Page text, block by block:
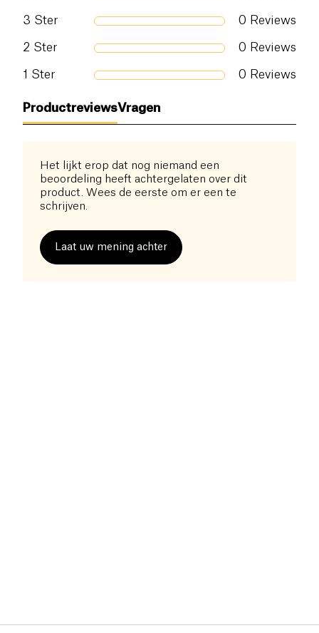
3 Ster 0 Reviews
2 Ster 0 Reviews
1 Ster 0 Reviews
ProductreviewsVragen
Het lijkt erop dat nog niemand een
beoordeling heeft achtergelaten over dit
product. Wees de eerste om er een te
schrijven.
Laat uw mening achter